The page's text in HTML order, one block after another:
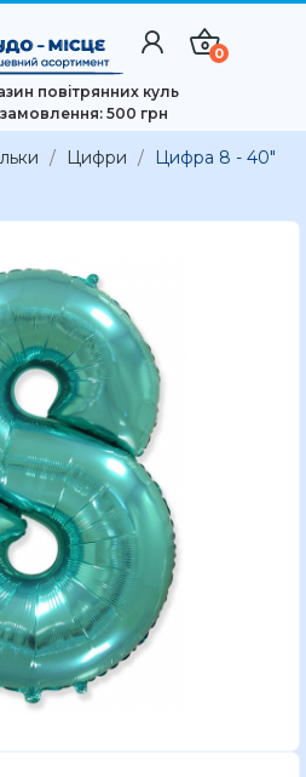
0
повітрянних куль
500 грн
Цифри
Цифра 8 - 40"